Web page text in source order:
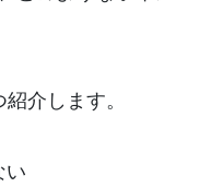
介します。
い